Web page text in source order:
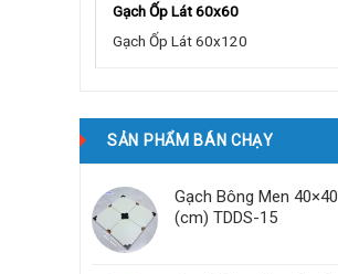
Gạch Ốp Lát 60x60
Gạch Ốp Lát 60x120
SẢN PHẨM BÁN CHẠY
Gạch Bông Men 40×40
(cm) TDDS-15